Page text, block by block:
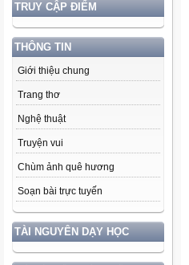
TRUY CẬP ĐIỂM
THÔNG TIN
Giới thiệu chung
Trang thơ
Nghệ thuật
Truyện vui
Chùm ảnh quê hương
Soạn bài trực tuyến
TÀI NGUYÊN DẠY HỌC